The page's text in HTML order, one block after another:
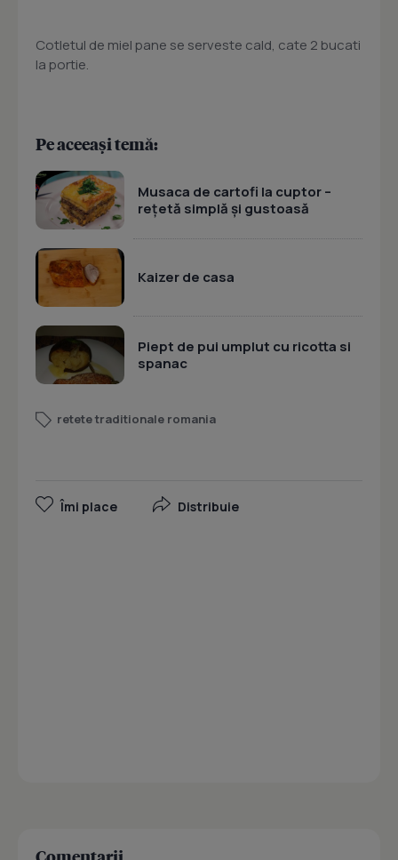
Cotletul de miel pane se serveste cald, cate 2 bucati
la portie.
Pe aceeași temă:
Musaca de cartofi la cuptor –
rețetă simplă și gustoasă
Kaizer de casa
Piept de pui umplut cu ricotta si
spanac
retete traditionale romania
Îmi place Distribuie